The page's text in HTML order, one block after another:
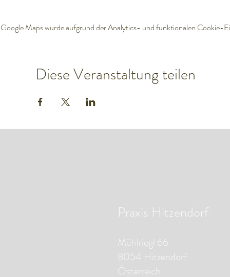
Google Maps wurde aufgrund der Analytics- und funktionalen Cookie-
Diese Veranstaltung teilen
Praxis Hitzendorf
Mühlriegl 66
8054 Hitzendorf
Österreich